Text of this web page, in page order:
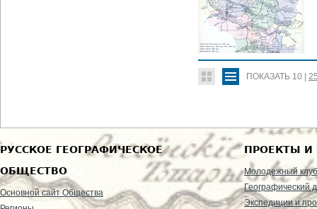
ПОКАЗАТЬ 10
РУССКОЕ ГЕОГРАФИЧЕСКОЕ
ОБЩЕСТВО
Основной сайт Общества
ПРОЕКТЫ И
Молодежный клуб
Географический
Экспедиции и